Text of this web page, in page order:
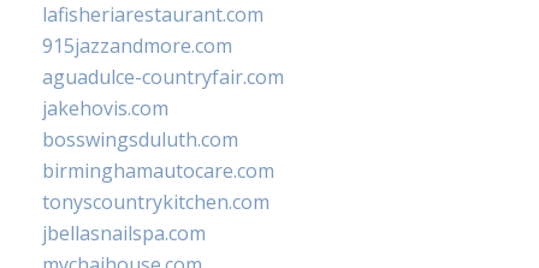
lafisheriarestaurant.com
915jazzandmore.com
aguadulce-countryfair.com
jakehovis.com
bosswingsduluth.com
birminghamautocare.com
tonyscountrykitchen.com
jbellasnailspa.com